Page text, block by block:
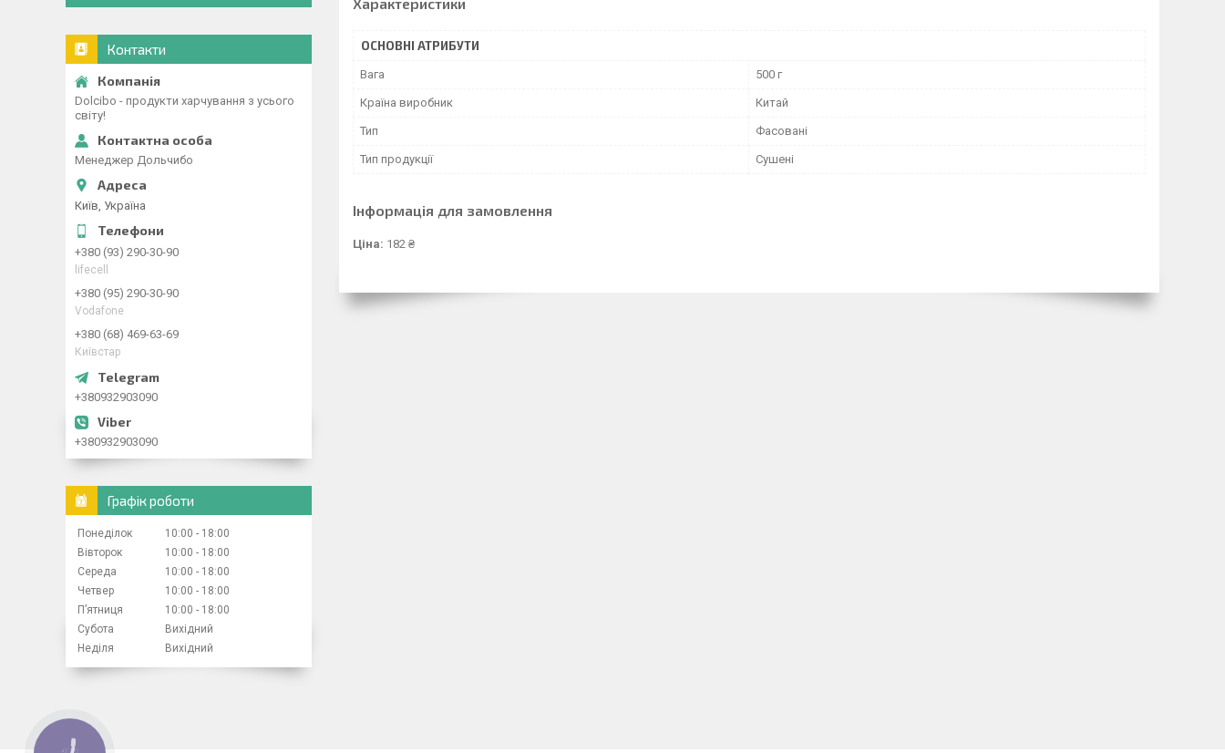
ОСНОВНІ АТРИБУТИ
Вага 500 г
Країна виробник Китай
Тип Фасовані
Тип продукції Сушені
Інформація для замовлення
Ціна: 182 ₴
Контакти
Dolcibo - продукти харчування з усього
світу!
Менеджер Дольчибо
Київ, Україна
+380 (93) 290-30-90
lifecell
+380 (95) 290-30-90
Vodafone
+380 (68) 469-63-69
Київстар
+380932903090
+380932903090
Графік роботи
Понеділок 10:00
18:00
Вівторок
10:00
18:00
Середа
10:00
18:00
Четвер
10:00
18:00
Пʼятниця
10:00
18:00
Субота
Вихідний
Неділя
Вихідний